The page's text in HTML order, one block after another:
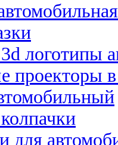
логотипы
проекторы
для